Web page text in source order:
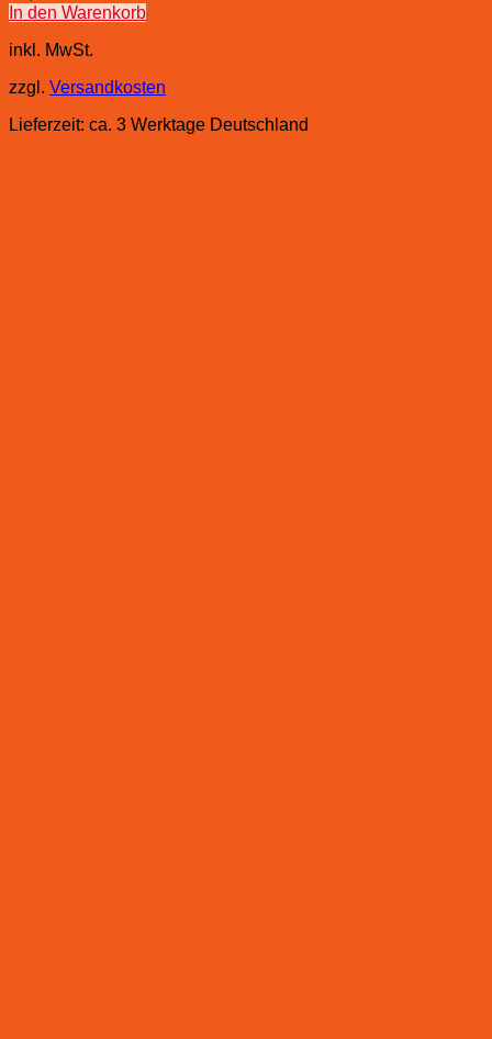
In den Warenkorb
inkl. MwSt.
zzgl. Versandkosten
Lieferzeit: ca. 3 Werktage Deutschland